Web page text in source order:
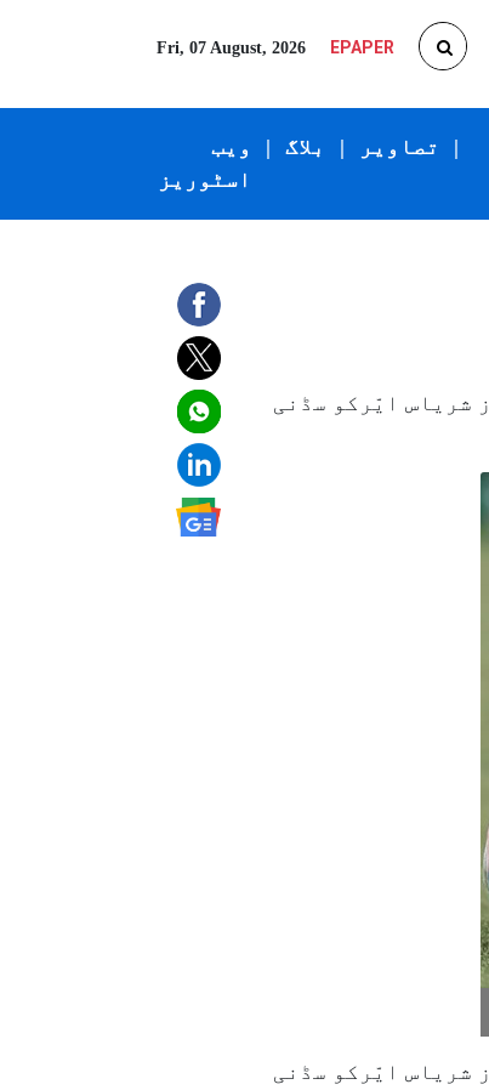
Fri, 07 August, 2026 EPAPER
ویب
اسٹوریز
| بلاگ | تصاویر |
شریاس ایّرکو سڈنی
شریاس ایّرکو سڈنی